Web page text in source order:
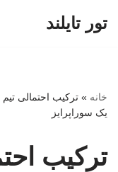
تور تایلند
خانه » ترکیب احتمالی تیم
یک سوراپرایز
ترکیب